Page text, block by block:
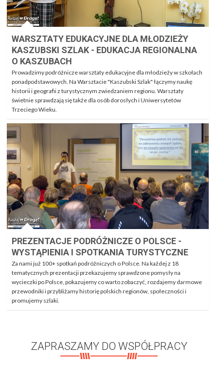
WARSZTATY EDUKACYJNE DLA MŁODZIEŻY
KASZUBSKI SZLAK - EDUKACJA REGIONALNA
O KASZUBACH
Prowadzimy podróżnicze warsztaty edukacyjne dla młodzieży w szkołach
ponadpodstawowych. Na Warsztacie "Kaszubski Szlak" łączymy naukę
historii i geografii z turystycznym zwiedzaniem regionu. Warsztaty
świetnie sprawdzają się także dla osób dorosłych i Uniwersytetów
Trzeciego Wieku.
PREZENTACJE PODRÓŻNICZE O POLSCE -
WYSTĄPIENIA I SPOTKANIA TURYSTYCZNE
Za nami już 100+ spotkań podróżniczych o Polsce. Na każdej z 18
tematycznych prezentacji przekazujemy sprawdzone pomysły na
wycieczki po Polsce, pokazujemy co warto zobaczyć, rozdajemy darmowe
przewodniki i przybliżamy historię polskich regionów, społeczności i
promujemy szlaki.
ZAPRASZAMY DO WSPÓŁPRACY